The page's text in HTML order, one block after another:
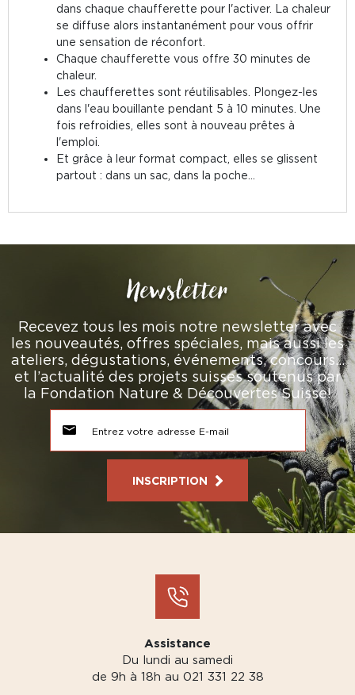
dans chaque chaufferette pour l'activer. La chaleur
se diffuse alors instantanément pour vous offrir
une sensation de réconfort.
Chaque chaufferette vous offre 30 minutes de
chaleur.
Les chaufferettes sont réutilisables. Plongez-les
dans l'eau bouillante pendant 5 à 10 minutes. Une
fois refroidies, elles sont à nouveau prêtes à
l'emploi.
Et grâce à leur format compact, elles se glissent
partout : dans un sac, dans la poche...
Newsletter
Recevez tous les mois notre newsletter avec
les nouveautés, offres spéciales, mais aussi les
ateliers, dégustations, événements, concours…
et l’actualité des projets suisses soutenus par
la Fondation Nature & Découvertes Suisse!
INSCRIPTION
Assistance
Du lundi au samedi
de 9h à 18h au 021 331 22 38